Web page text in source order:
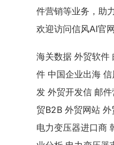
件营销等业务，助
欢迎访问信风AI官网
海关数据 外贸软件
件 中国企业出海
发 外贸开发信 邮
贸B2B 外贸网站 外
电力变压器进口商